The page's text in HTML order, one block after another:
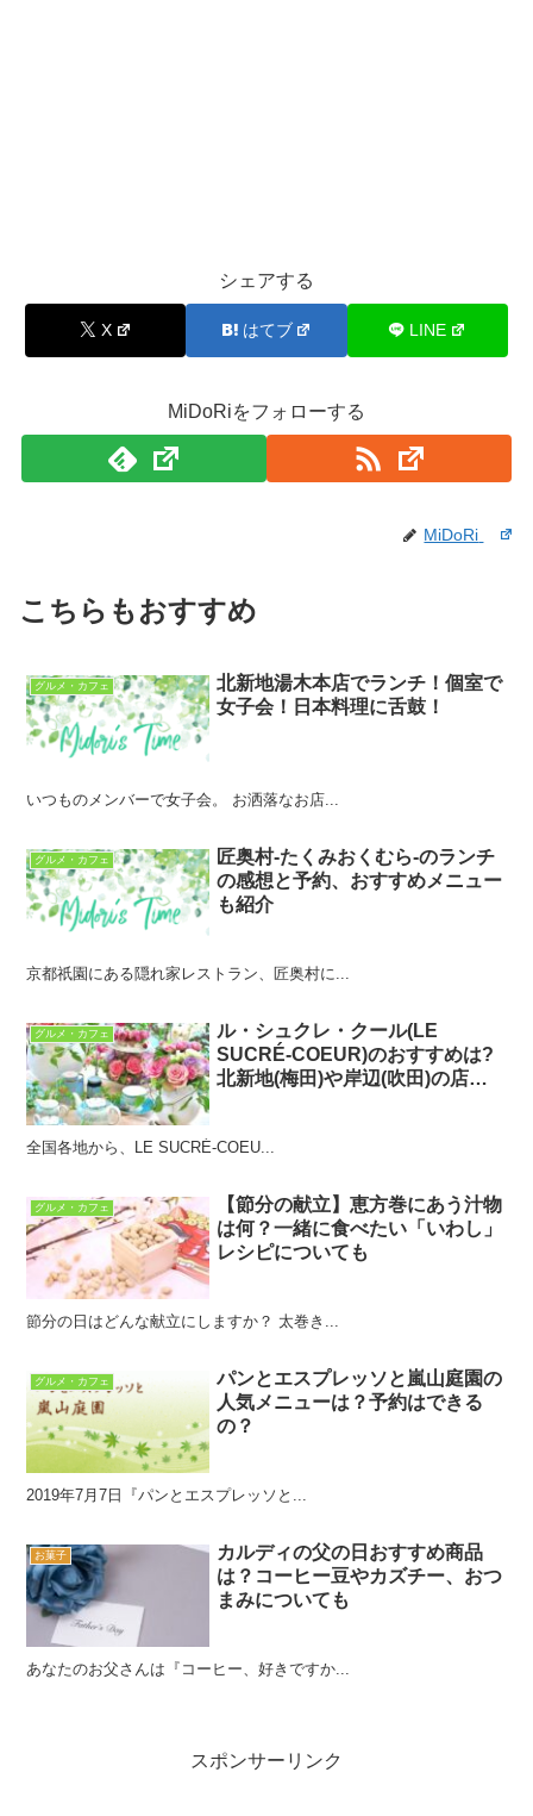
シェアする
X はてブ LINE
MiDoRiをフォローする
MiDoRi
こちらもおすすめ
グルメ・カフェ
北新地湯木本店でランチ！個室で
女子会！日本料理に舌鼓！
いつものメンバーで女子会。 お洒落なお店...
グルメ・カフェ
匠奥村-たくみおくむら-のランチ
の感想と予約、おすすめメニュー
も紹介
京都祇園にある隠れ家レストラン、匠奥村に...
グルメ・カフェ
ル・シュクレ・クール(LE
SUCRÉ-COEUR)のおすすめは?
北新地(梅田)や岸辺(吹田)の店舗
全国各地から、LE SUCRÉ-COEU...
グルメ・カフェ
【節分の献立】恵方巻にあう汁物
は何？一緒に食べたい「いわし」
レシピについても
節分の日はどんな献立にしますか？ 太巻き...
グルメ・カフェ
パンとエスプレッソと嵐山庭園の
人気メニューは？予約はできる
の？
2019年7月7日『パンとエスプレッソと...
お菓子
カルディの父の日おすすめ商品
は？コーヒー豆やカズチー、おつ
まみについても
あなたのお父さんは『コーヒー、好きですか...
スポンサーリンク